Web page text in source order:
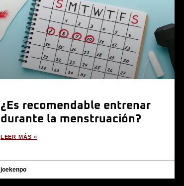
¿Es recomendable entrenar
durante la menstruación?
LEER MÁS »
joekenpo